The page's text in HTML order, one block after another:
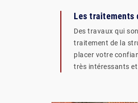
Les traitements
Des travaux qui
traitement de la
placer votre
très intéressants